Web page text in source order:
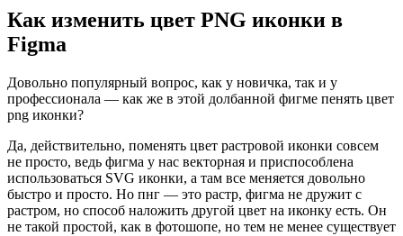
Как изменить цвет PNG иконки в
Figma
Довольно популярный вопрос, как у новичка, так и у
профессионала — как же в этой долбанной фигме пенять цвет
png иконки?
Да, действительно, поменять цвет растровой иконки совсем
не просто, ведь фигма у нас векторная и приспособлена
использоваться SVG иконки, а там все меняется довольно
быстро и просто. Но пнг — это растр, фигма не дружит с
растром, но способ наложить другой цвет на иконку есть. Он
не такой простой, как в фотошопе, но тем не менее существует